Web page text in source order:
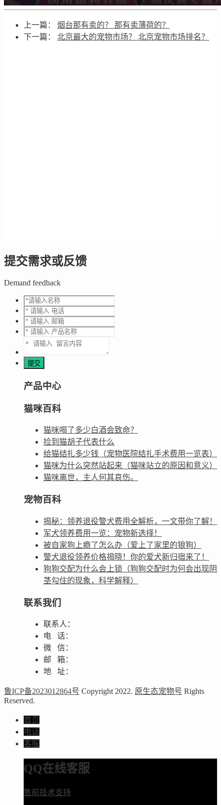
上一篇： 烟台那有卖的？ 那有卖薄荷的？
下一篇： 北京最大的宠物市场？ 北京宠物市场排名？
提交需求或反馈
Demand feedback
产品中心
猫咪百科
猫咪喝了多少白酒会致命？
捡到猫胡子代表什么
给猫结扎多少钱（宠物医院结扎手术费用一览表）
猫咪为什么突然站起来（猫咪站立的原因和意义）
猫咪离世，主人何其哀伤。
宠物百科
揭秘：领养退役警犬费用全解析，一文带你了解！
军犬领养费用一览：宠物新选择！
被自家狗上瘾了怎么办（爱上了家里的狼狗）
警犬退役领养价格揭晓！你的爱犬新归宿来了！
狗狗交配为什么会上锁（狗狗交配时为何会出现阴
茎勾住的现象，科学解释）
联系我们
联系人：
电 话：
微 信：
邮 箱：
地 址：
鲁ICP备2023012864号 Copyright 2022. 原生态宠物号 Rights
Reserved.
首页
电话
客服
QQ在线客服
售前技术支持